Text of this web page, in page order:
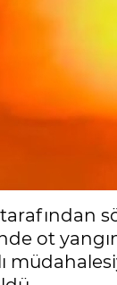
tarafından
ot